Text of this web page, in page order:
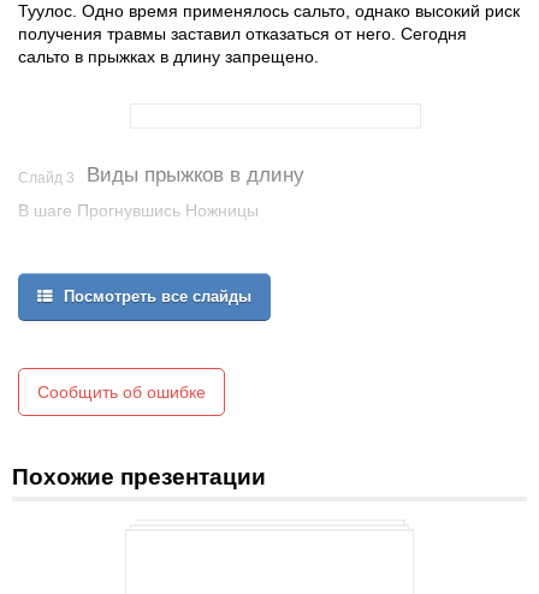
Туулос. Одно время применялось сальто, однако высокий риск
получения травмы заставил отказаться от него. Сегодня
сальто в прыжках в длину запрещено.
Слайд 3 Виды прыжков в длину
В шаге Прогнувшись Ножницы
Посмотреть все слайды
Сообщить об ошибке
Похожие презентации